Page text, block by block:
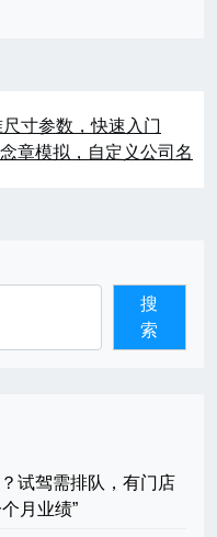
寸参数，快速入门
章模拟，自定义公司名
搜
索
试驾需排队，有门店
月业绩”